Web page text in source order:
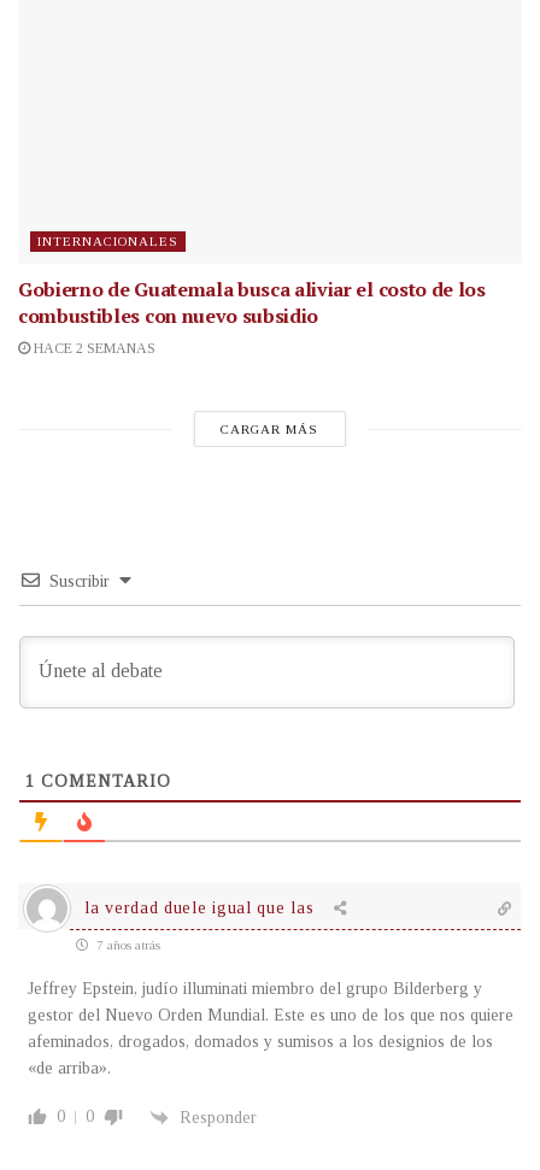
INTERNACIONALES
Gobierno de Guatemala busca aliviar el costo de los
combustibles con nuevo subsidio
HACE 2 SEMANAS
CARGAR MÁS
Suscribir
1 COMENTARIO
la verdad duele igual que las
7 años atrás
Jeffrey Epstein, judío illuminati miembro del grupo Bilderberg y
gestor del Nuevo Orden Mundial. Este es uno de los que nos quiere
afeminados, drogados, domados y sumisos a los designios de los
«de arriba».
0 0 Responder